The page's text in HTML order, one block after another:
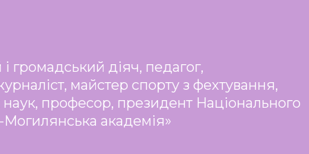
і громадський діяч, педагог,
майстер спорту з фехтування,
наук, професор, президент Національного
Могилянська академія»